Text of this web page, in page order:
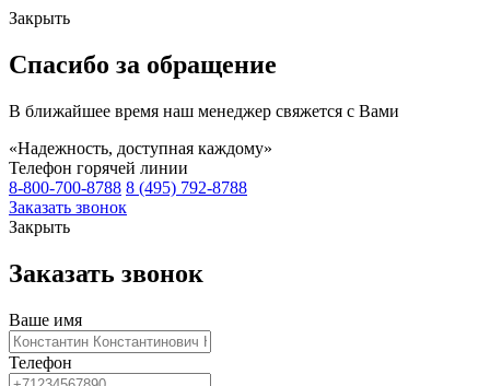
Закрыть
Спасибо за обращение
В ближайшее время наш менеджер свяжется с Вами
«Надежность, доступная каждому»
Телефон горячей линии
8-800-700-8788 8 (495) 792-8788
Заказать звонок
Закрыть
Заказать звонок
Ваше имя
Телефон